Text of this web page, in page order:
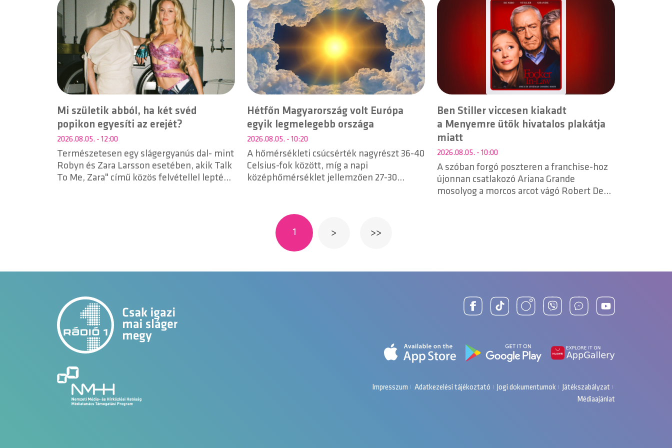
Mi születik abból, ha két svéd
popikon egyesíti az erejét?
2026.08.05. - 12:00
Természetesen egy slágergyanús dal- mint
Robyn és Zara Larsson esetében, akik Talk
To Me, Zara" című közös felvétellel lepték
Hétfőn Magyarország volt Európa
egyik legmelegebb országa
2026.08.05. - 10:20
A hőmérsékleti csúcsérték nagyrészt 36-40
Celsius-fok között, míg a napi
középhőmérséklet jellemzően 27-30
Ben Stiller viccesen kiakadt
a Menyemre ütök hivatalos plakátja
miatt
2026.08.05. - 10:00
A szóban forgó poszteren a franchise-hoz
újonnan csatlakozó Ariana Grande
mosolyog a morcos arcot vágó Robert De
1 > >>
Impresszum Adatkezelési tájékoztató Jogi dokumentumok
Játékszabályzat
Médiaajánlat